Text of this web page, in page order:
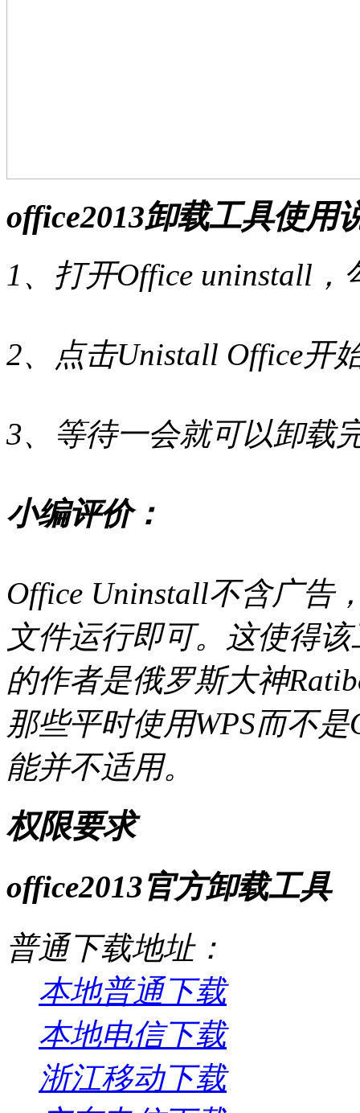
office2013卸载工具使用
1、打开Office uninstall，
2、点击Unistall Office开
3、等待一会就可以卸载
小编评价：
Office Uninstall不含广告
文件运行即可。这使得
的作者是俄罗斯大神
那些平时使用WPS而不
能并不适用。
权限要求
office2013官方卸载工具
普通下载地址：
本地普通下载
本地电信下载
浙江移动下载